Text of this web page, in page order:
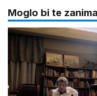
Moglo bi te